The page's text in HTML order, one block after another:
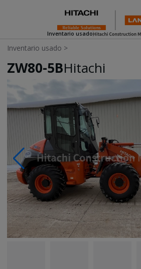
Inventario usado
Inventario usado >
ZW80-5BHitachi
Photos & Videos